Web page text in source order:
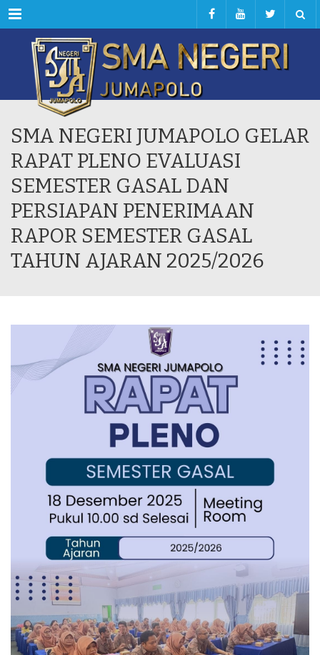
Menu
SMA NEGERI JUMAPOLO GELAR
RAPAT PLENO EVALUASI
SEMESTER GASAL DAN
PERSIAPAN PENERIMAAN
RAPOR SEMESTER GASAL
TAHUN AJARAN 2025/2026